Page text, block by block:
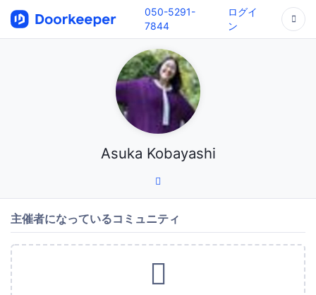
050-5291-
7844
ログイ
ン
Asuka Kobayashi
主催者になっているコミュニティ